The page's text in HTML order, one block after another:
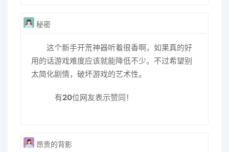
秘密
这个新手开荒神器听着很香啊，如果真的好
用的话游戏难度应该就能降低不少。不过希望别
太简化剧情，破坏游戏的艺术性。
有20位网友表示赞同！
昂贵的背影